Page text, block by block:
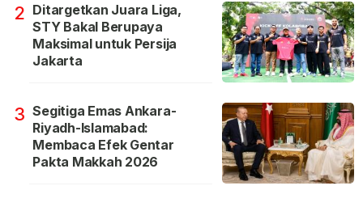
2 Ditargetkan Juara Liga,
STY Bakal Berupaya
Maksimal untuk Persija
Jakarta
3 Segitiga Emas Ankara-
Riyadh-Islamabad:
Membaca Efek Gentar
Pakta Makkah 2026